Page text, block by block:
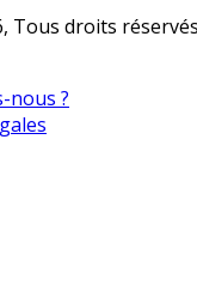
Tous droits
nous ?